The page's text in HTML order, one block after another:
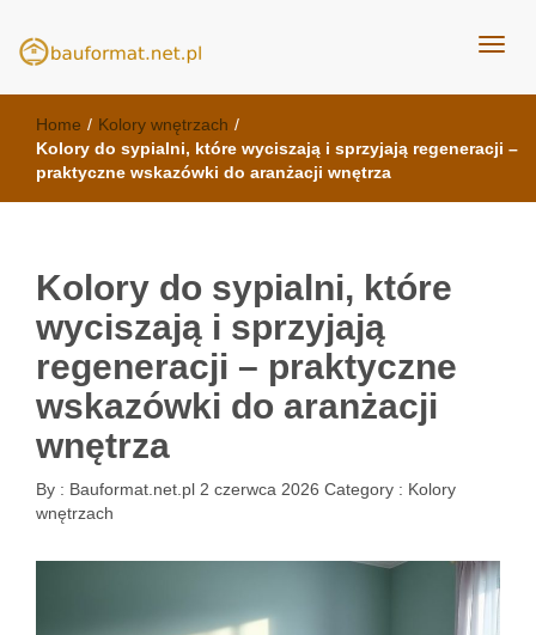
meble kuchenne Bauformat
Home / Kolory wnętrzach /
Kolory do sypialni, które wyciszają i sprzyjają regeneracji –
praktyczne wskazówki do aranżacji wnętrza
Kolory do sypialni, które
wyciszają i sprzyjają
regeneracji – praktyczne
wskazówki do aranżacji
wnętrza
By : Bauformat.net.pl 2 czerwca 2026 Category : Kolory
wnętrzach